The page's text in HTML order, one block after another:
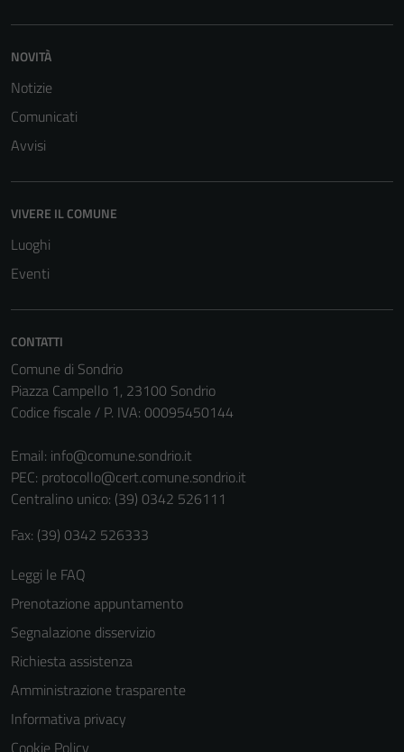
NOVITÀ
Notizie
Comunicati
Avvisi
VIVERE IL COMUNE
Luoghi
Eventi
CONTATTI
Comune di Sondrio
Piazza Campello 1, 23100 Sondrio
Codice fiscale / P. IVA: 00095450144
Email: info@comune.sondrio.it
PEC: protocollo@cert.comune.sondrio.it
Centralino unico: (39) 0342 526111
Fax: (39) 0342 526333
Leggi le FAQ
Prenotazione appuntamento
Segnalazione disservizio
Richiesta assistenza
Amministrazione trasparente
Informativa privacy
Cookie Policy